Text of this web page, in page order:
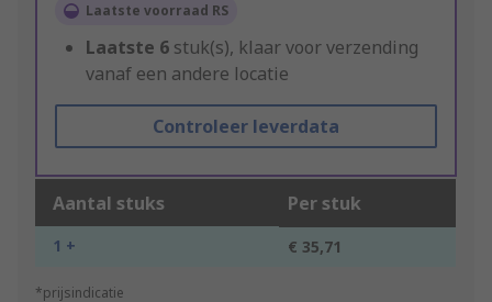
Laatste voorraad RS
Laatste 6 stuk(s), klaar voor verzending
vanaf een andere locatie
Controleer leverdata
Aantal stuks Per stuk
1 + € 35,71
*prijsindicatie